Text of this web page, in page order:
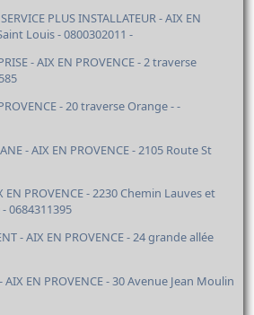
PLUS INSTALLATEUR - AIX EN
Louis - 0800302011 -
- AIX EN PROVENCE - 2 traverse
- 20 traverse Orange - -
- AIX EN PROVENCE - 2105 Route St
EN PROVENCE - 2230 Chemin Lauves et
0684311395
- AIX EN PROVENCE - 24 grande allée
AIX EN PROVENCE - 30 Avenue Jean Moulin